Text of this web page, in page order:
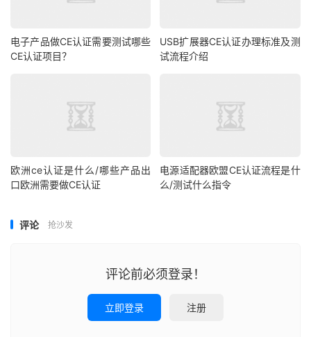
电子产品做CE认证需要测试哪些
CE认证项目？
USB扩展器CE认证办理标准及测
试流程介绍
欧洲ce认证是什么/哪些产品出
口欧洲需要做CE认证
电源适配器欧盟CE认证流程是什
么/测试什么指令
评论 抢沙发
评论前必须登录！
立即登录 注册